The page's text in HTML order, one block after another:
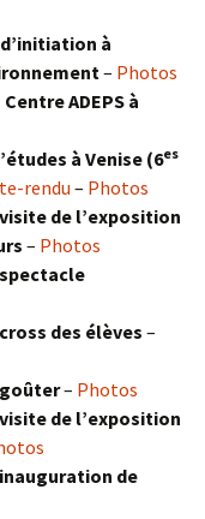
à
– Photos
ADEPS à
à Venise (6es
rendu – Photos
de l’exposition
– Photos
des élèves–
– Photos
de l’exposition
de